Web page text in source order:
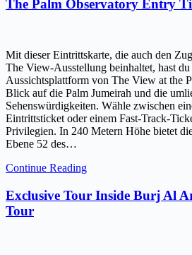
The Palm Observatory Entry
Mit dieser Eintrittskarte, die auch den
The View-Ausstellung beinhaltet, hast
Aussichtsplattform von The View at the
Blick auf die Palm Jumeirah und die
Sehenswürdigkeiten. Wähle zwischen
Eintrittsticket oder einem Fast-Track-
Privilegien. In 240 Metern Höhe bietet
Ebene 52 des…
Continue Reading
Exclusive Tour Inside Burj Al
Tour